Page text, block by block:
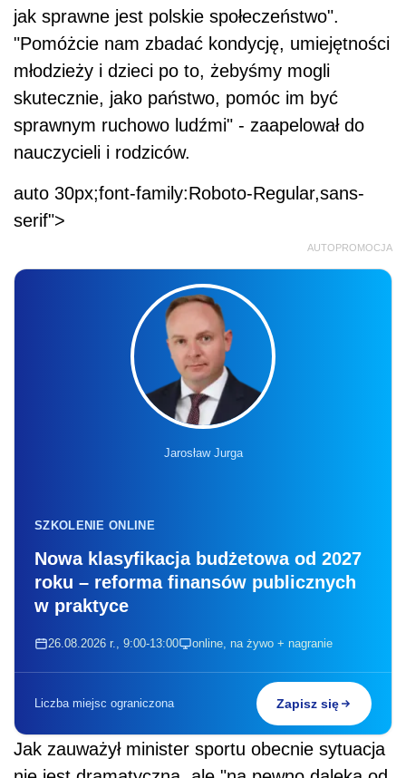
jak sprawne jest polskie społeczeństwo".
"Pomóżcie nam zbadać kondycję, umiejętności
młodzieży i dzieci po to, żebyśmy mogli
skutecznie, jako państwo, pomóc im być
sprawnym ruchowo ludźmi" - zaapelował do
nauczycieli i rodziców.
auto 30px;font-family:Roboto-Regular,sans-
serif">
AUTOPROMOCJA
Jarosław Jurga
SZKOLENIE ONLINE
Nowa klasyfikacja budżetowa od 2027
roku – reforma finansów publicznych
w praktyce
26.08.2026 r., 9:00-13:00 online, na żywo + nagranie
Liczba miejsc ograniczona Zapisz się
Jak zauważył minister sportu obecnie sytuacja